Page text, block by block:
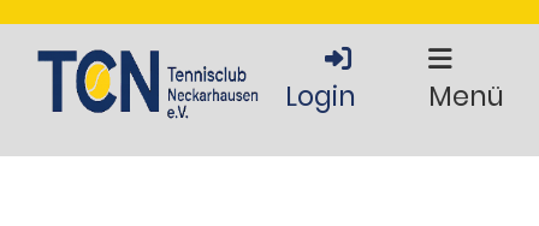
Login Menü